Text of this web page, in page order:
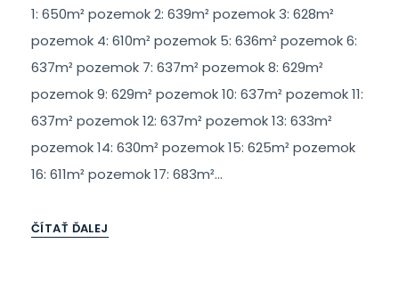
1: 650m² pozemok 2: 639m² pozemok 3: 628m²
pozemok 4: 610m² pozemok 5: 636m² pozemok 6:
637m² pozemok 7: 637m² pozemok 8: 629m²
pozemok 9: 629m² pozemok 10: 637m² pozemok 11:
637m² pozemok 12: 637m² pozemok 13: 633m²
pozemok 14: 630m² pozemok 15: 625m² pozemok
16: 611m² pozemok 17: 683m²...
ČÍTAŤ ĎALEJ